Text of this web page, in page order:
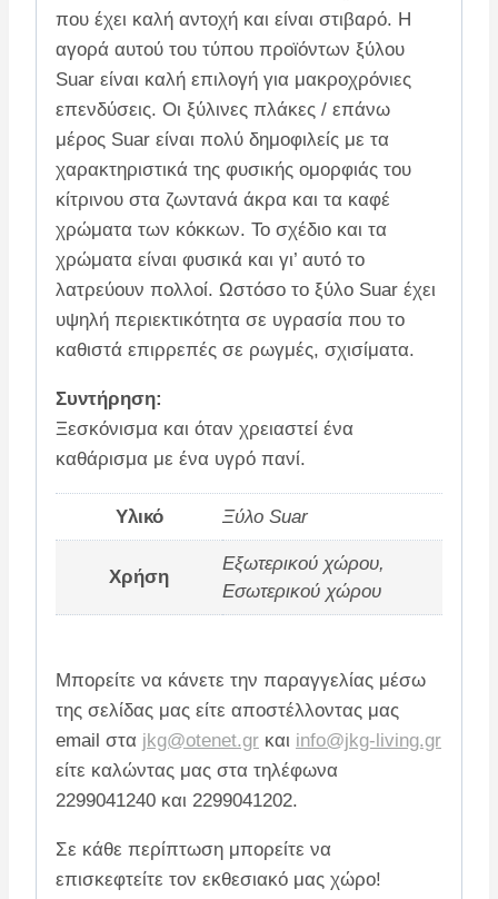
που έχει καλή αντοχή και είναι στιβαρό. Η
αγορά αυτού του τύπου προϊόντων ξύλου
Suar είναι καλή επιλογή για μακροχρόνιες
επενδύσεις. Οι ξύλινες πλάκες / επάνω
μέρος Suar είναι πολύ δημοφιλείς με τα
χαρακτηριστικά της φυσικής ομορφιάς του
κίτρινου στα ζωντανά άκρα και τα καφέ
χρώματα των κόκκων. Το σχέδιο και τα
χρώματα είναι φυσικά και γι’ αυτό το
λατρεύουν πολλοί. Ωστόσο το ξύλο Suar έχει
υψηλή περιεκτικότητα σε υγρασία που το
καθιστά επιρρεπές σε ρωγμές, σχισίματα.
Συντήρηση:
Ξεσκόνισμα και όταν χρειαστεί ένα
καθάρισμα με ένα υγρό πανί.
Υλικό Ξύλο Suar
Χρήση
Εξωτερικού χώρου,
Εσωτερικού χώρου
Μπορείτε να κάνετε την παραγγελίας μέσω
της σελίδας μας είτε αποστέλλοντας μας
email στα jkg@otenet.gr και info@jkg-living.gr
είτε καλώντας μας στα τηλέφωνα
2299041240 και 2299041202.
Σε κάθε περίπτωση μπορείτε να
επισκεφτείτε τον εκθεσιακό μας χώρο!